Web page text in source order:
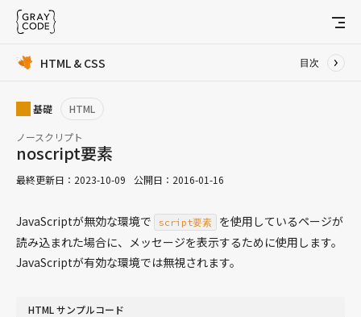
レシピ
Ajax
アニメーション
配列
ブラウザ
HTML & CSS 目次
基礎 HTML
ノースクリプト
noscript要素
最終更新日： 2023-10-09 公開日： 2016-01-16
JavaScriptが無効な環境で script要素
を使用しているページが
読み込まれた場合に、メッセージを表示するために使用します。
JavaScriptが有効な環境では無視されます。
HTML サンプルコード